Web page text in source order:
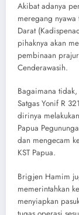
Akibat adanya
meregang nyawa
Darat
pihaknya akan
pembinaan
Cenderawasih.
Bagaimana
Satgas Yonif R
dirinya
Papua
dan mengecam
KST Papua.
Brigjen Hamim
memerintahkan
menyiapkan